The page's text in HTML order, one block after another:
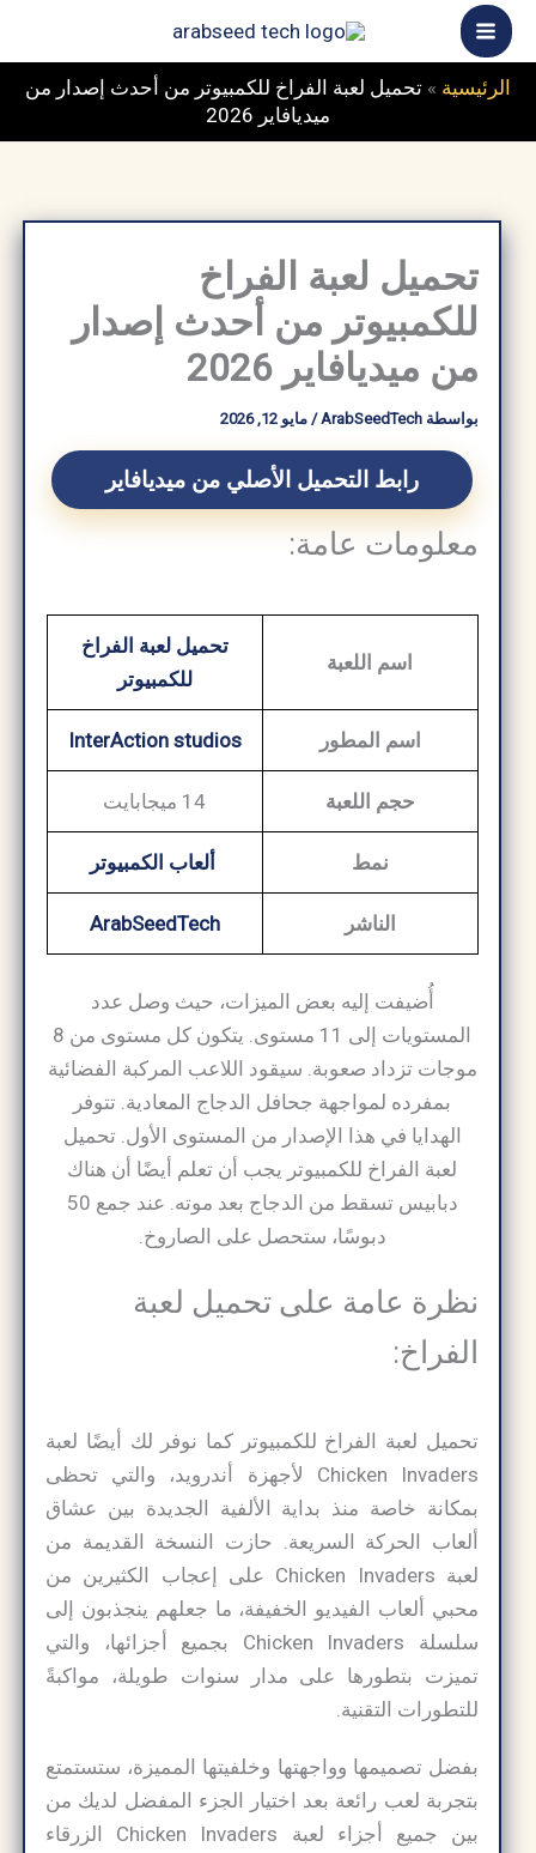
الرئيسية»تحميل لعبة الفراخ للكمبيوتر من أحدث إصدار من
ميديافاير 2026
تحميل لعبة الفراخ
للكمبيوتر من أحدث إصدار
من ميديافاير 2026
بواسطة ArabSeedTech
/مايو 12, 2026
رابط التحميل الأصلي من ميديافاير
معلومات عامة:
اسم اللعبة
تحميل لعبة الفراخ
للكمبيوتر
اسم المطور InterAction studios
حجم اللعبة 14 ميجابايت
نمط ألعاب الكمبيوتر
الناشر ArabSeedTech
أُضيفت إليه بعض الميزات، حيث وصل عدد
المستويات إلى 11 مستوى. يتكون كل مستوى من 8
موجات تزداد صعوبة. سيقود اللاعب المركبة الفضائية
بمفرده لمواجهة جحافل الدجاج المعادية. تتوفر
الهدايا في هذا الإصدار من المستوى الأول. تحميل
لعبة الفراخ للكمبيوتر يجب أن تعلم أيضًا أن هناك
دبابيس تسقط من الدجاج بعد موته. عند جمع 50
دبوسًا، ستحصل على الصاروخ.
نظرة عامة على تحميل لعبة
الفراخ:
تحميل لعبة الفراخ للكمبيوتر كما نوفر لك أيضًا لعبة
Chicken Invaders لأجهزة أندرويد، والتي تحظى
بمكانة خاصة منذ بداية الألفية الجديدة بين عشاق
ألعاب الحركة السريعة. حازت النسخة القديمة من
لعبة Chicken Invaders على إعجاب الكثيرين من
محبي ألعاب الفيديو الخفيفة، ما جعلهم ينجذبون إلى
سلسلة Chicken Invaders بجميع أجزائها، والتي
تميزت بتطورها على مدار سنوات طويلة، مواكبةً
للتطورات التقنية.
بفضل تصميمها وواجهتها وخلفيتها المميزة، ستستمتع
بتجربة لعب رائعة بعد اختيار الجزء المفضل لديك من
بين جميع أجزاء لعبة Chicken Invaders الزرقاء